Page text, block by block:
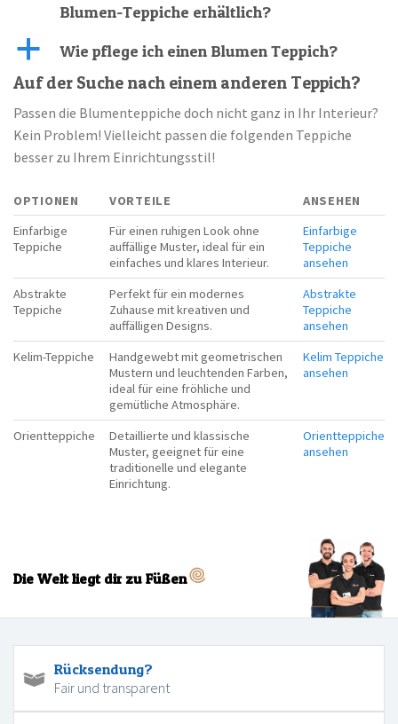
Blumen-Teppiche erhältlich?
a Wie pflege ich einen Blumen Teppich?
Auf der Suche nach einem anderen Teppich?
Passen die Blumenteppiche doch nicht ganz in Ihr Interieur?
Kein Problem! Vielleicht passen die folgenden Teppiche
besser zu Ihrem Einrichtungsstil!
OPTIONEN VORTEILE
ANSEHEN
Einfarbige
Teppiche
Für einen ruhigen Look ohne
auffällige Muster, ideal für ein
einfaches und klares Interieur.
Einfarbige
Teppiche
ansehen
Abstrakte
Teppiche
Perfekt für ein modernes
Zuhause mit kreativen und
auffälligen Designs.
Abstrakte
Teppiche
ansehen
Kelim-Teppiche
Handgewebt mit geometrischen
Mustern und leuchtenden Farben,
ideal für eine fröhliche und
gemütliche Atmosphäre.
Kelim Teppiche
ansehen
Orientteppiche
Detaillierte und klassische
Muster, geeignet für eine
traditionelle und elegante
Einrichtung.
Orientteppiche
ansehen
Die Welt liegt dir zu Füßen
Rücksendung?
Fair und transparent